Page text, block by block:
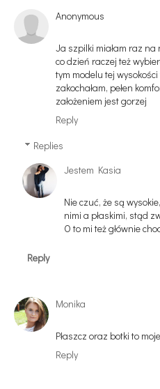
Anonymous
Ja szpilki miałam raz
co dzień raczej też
tym modelu tej wysokości
zakochałam, pełen
założeniem jest gorzej
Reply
Replies
Jestem Kasia
Nie czuć, że są
nimi a płaskimi, stąd
O to mi też głównie
Reply
Monika
Płaszcz oraz botki to
Reply